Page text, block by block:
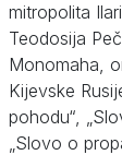
mitropolita
Teodosija
Monomaha,
Kijevske
pohodu“,
„Slovo o